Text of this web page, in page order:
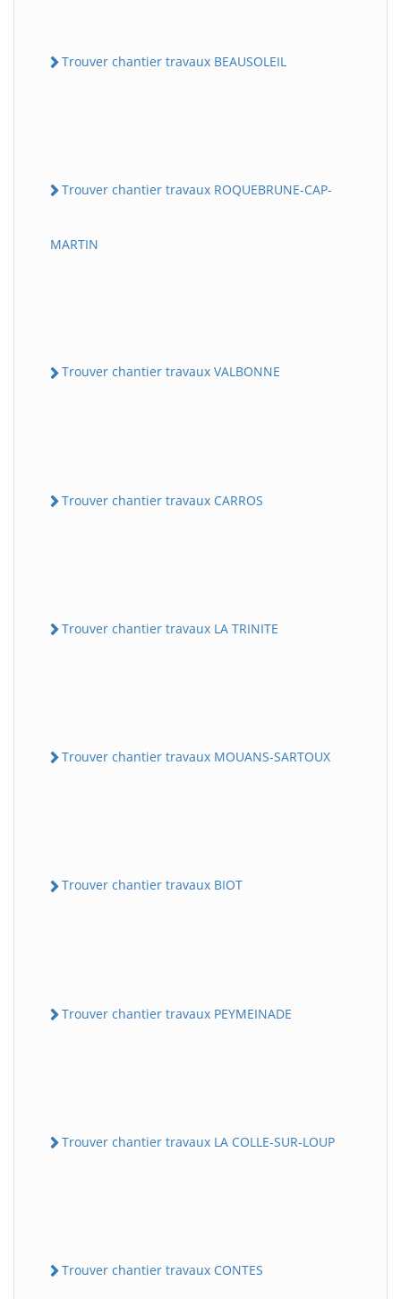
Trouver chantier travaux BEAUSOLEIL
Trouver chantier travaux ROQUEBRUNE-CAP-
MARTIN
Trouver chantier travaux VALBONNE
Trouver chantier travaux CARROS
Trouver chantier travaux LA TRINITE
Trouver chantier travaux MOUANS-SARTOUX
Trouver chantier travaux BIOT
Trouver chantier travaux PEYMEINADE
Trouver chantier travaux LA COLLE-SUR-LOUP
Trouver chantier travaux CONTES